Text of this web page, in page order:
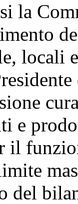
la
locali
e
del